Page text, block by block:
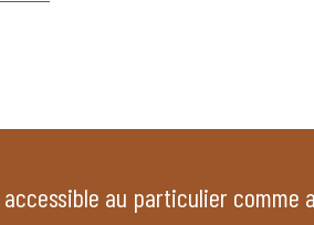
accessible au particulier comme